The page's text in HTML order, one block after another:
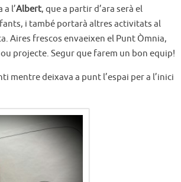
l’Albert, que a partir d’ara serà el
i també portarà altres activitats al
Aires frescos envaeixen el Punt Òmnia,
projecte. Segur que farem un bon equip!
mentre deixava a punt l’espai per a l’inici